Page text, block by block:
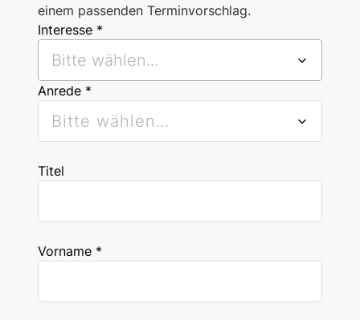
einem passenden Terminvorschlag.
Interesse *
Bitte wählen...
Anrede *
Bitte wählen...
Titel
Vorname *